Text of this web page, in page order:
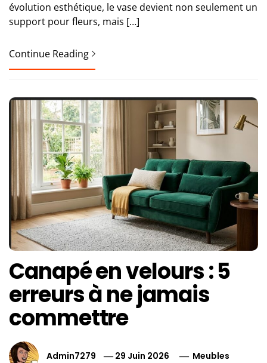
évolution esthétique, le vase devient non seulement un
support pour fleurs, mais […]
Continue Reading
Canapé en velours : 5
erreurs à ne jamais
commettre
Admin7279 29 Juin 2026 Meubles